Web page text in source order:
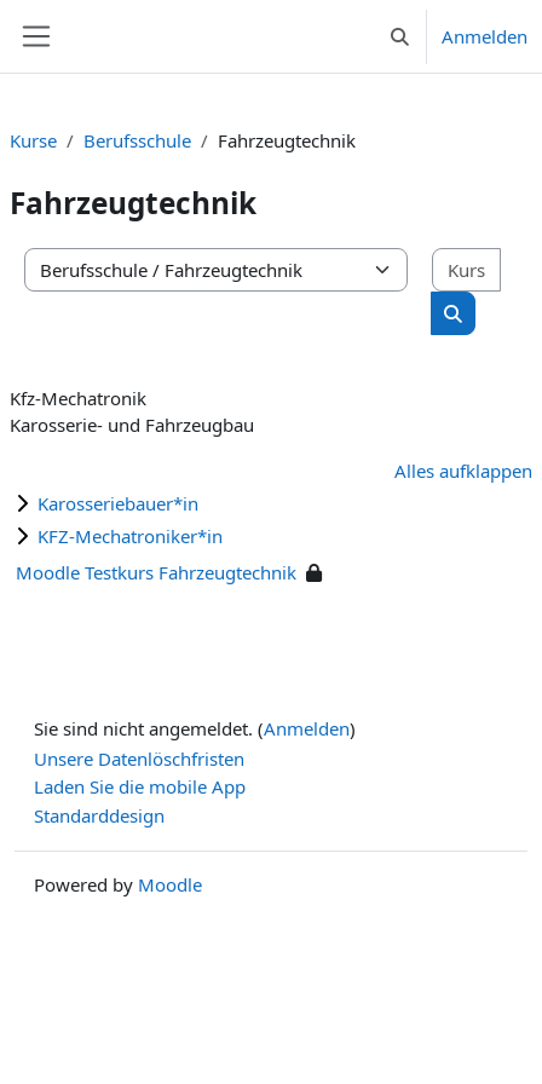
Sucheingabe
Anmelden
Kurse Berufsschule Fahrzeugtechnik
Fahrzeugtechnik
Kursbereiche
Kurse
Kfz-Mechatronik
Karosserie- und Fahrzeugbau
Alles aufklappen
Karosseriebauer*in
KFZ-Mechatroniker*in
Moodle Testkurs Fahrzeugtechnik
Sie sind nicht angemeldet. (Anmelden)
Unsere Datenlöschfristen
Laden Sie die mobile App
Standarddesign
Powered by Moodle